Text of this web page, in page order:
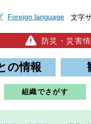
Foreign language 文字
防災・災害
の情報
組織でさがす